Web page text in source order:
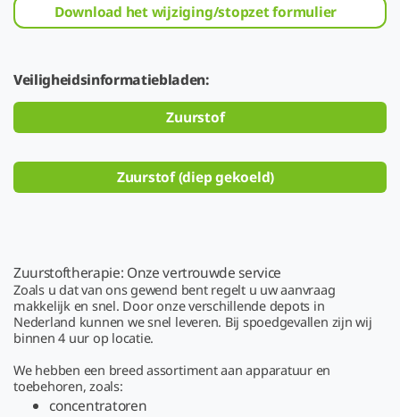
Download het wijziging/stopzet formulier
Veiligheidsinformatiebladen:
Zuurstof
Zuurstof (diep gekoeld)
Zuurstoftherapie: Onze vertrouwde service
Zoals u dat van ons gewend bent regelt u uw aanvraag
makkelijk en snel. Door onze verschillende depots in
Nederland kunnen we snel leveren. Bij spoedgevallen zijn wij
binnen 4 uur op locatie.
We hebben een breed assortiment aan apparatuur en
toebehoren, zoals:
concentratoren